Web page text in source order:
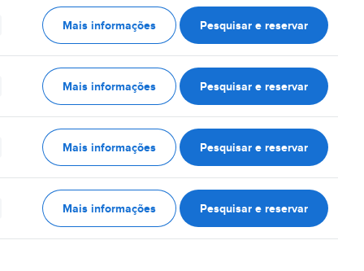
Mais informações Pesquisar e reservar
Mais informações Pesquisar e reservar
Mais informações Pesquisar e reservar
Mais informações Pesquisar e reservar